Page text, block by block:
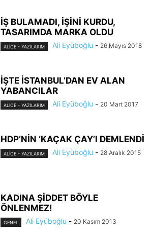
İŞ BULAMADI, İŞİNİ KURDU,
TASARIMDA MARKA OLDU
ALİCE - YAZILARIM Ali Eyüboğlu - 26 Mayıs 2018
İŞTE İSTANBUL’DAN EV ALAN
YABANCILAR
ALİCE - YAZILARIM Ali Eyüboğlu - 20 Mart 2017
HDP’NİN ‘KAÇAK ÇAY’I DEMLENDİ
ALİCE - YAZILARIM Ali Eyüboğlu - 28 Aralık 2015
KADINA ŞİDDET BÖYLE
ÖNLENMEZ!
GENEL Ali Eyüboğlu - 20 Kasım 2013